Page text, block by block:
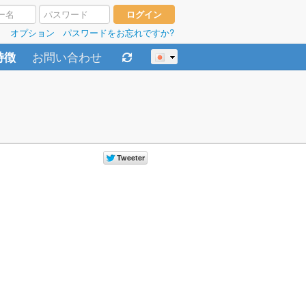
オプション パスワードをお忘れですか?
徴 お問い合わせ